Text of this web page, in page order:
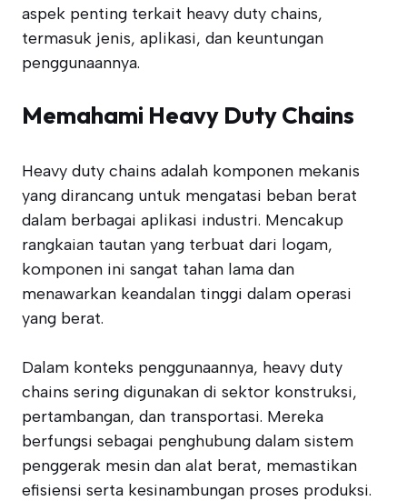
aspek penting terkait heavy duty chains,
termasuk jenis, aplikasi, dan keuntungan
penggunaannya.
Memahami Heavy Duty Chains
Heavy duty chains adalah komponen mekanis
yang dirancang untuk mengatasi beban berat
dalam berbagai aplikasi industri. Mencakup
rangkaian tautan yang terbuat dari logam,
komponen ini sangat tahan lama dan
menawarkan keandalan tinggi dalam operasi
yang berat.
Dalam konteks penggunaannya, heavy duty
chains sering digunakan di sektor konstruksi,
pertambangan, dan transportasi. Mereka
berfungsi sebagai penghubung dalam sistem
penggerak mesin dan alat berat, memastikan
efisiensi serta kesinambungan proses produksi.